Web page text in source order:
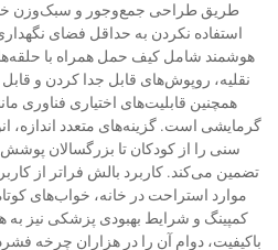
طریق طراحی جمع‌وجور و سبک‌وزن
استفاده نکردن به حداقل فضای
هوشمند شامل کیف حمل همراه با
نقلیه، روپوش‌های قابل جدا کردن و
همچنین قابلیت‌های اختیاری فناوری
گرمایشی است. گزینه‌های متعدد اندازه،
سنی را از کودکان تا بزرگسالان
تضمین می‌کند. کاربرد بالش فراتر از
موارد استراحت در خانه، خواب‌های
کمپینگ و شرایط بهبودی پزشکی نیز
باکیفیت، دوام آن را در هزاران چرخه